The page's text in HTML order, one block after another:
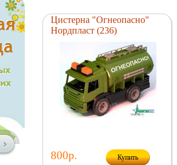
Цистерна "Огнеопасно"
Нордпласт (236)
800р. Купить